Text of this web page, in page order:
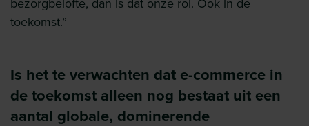
bezorgbelofte, dan is dat onze rol. Ook in de
toekomst.”
Is het te verwachten dat e-commerce in
de toekomst alleen nog bestaat uit een
aantal globale, dominerende